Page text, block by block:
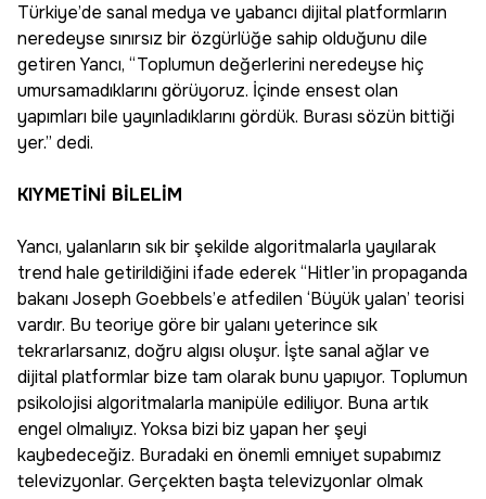
Türkiye’de sanal medya ve yabancı dijital platformların
neredeyse sınırsız bir özgürlüğe sahip olduğunu dile
getiren Yancı, “Toplumun değerlerini neredeyse hiç
umursamadıklarını görüyoruz. İçinde ensest olan
yapımları bile yayınladıklarını gördük. Burası sözün bittiği
yer.” dedi.
KIYMETİNİ BİLELİM
Yancı, yalanların sık bir şekilde algoritmalarla yayılarak
trend hale getirildiğini ifade ederek “Hitler’in propaganda
bakanı Joseph Goebbels’e atfedilen ‘Büyük yalan’ teorisi
vardır. Bu teoriye göre bir yalanı yeterince sık
tekrarlarsanız, doğru algısı oluşur. İşte sanal ağlar ve
dijital platformlar bize tam olarak bunu yapıyor. Toplumun
psikolojisi algoritmalarla manipüle ediliyor. Buna artık
engel olmalıyız. Yoksa bizi biz yapan her şeyi
kaybedeceğiz. Buradaki en önemli emniyet supabımız
televizyonlar. Gerçekten başta televizyonlar olmak